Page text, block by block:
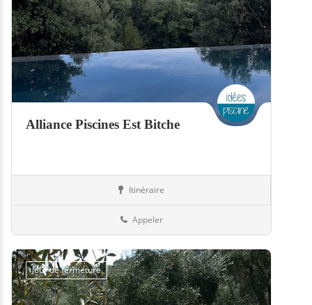
Alliance Piscines Est Bitche
Itinéraire
Appeler
Jour de fermeture